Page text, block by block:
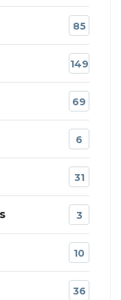
85
149
69
6
31
3
10
36